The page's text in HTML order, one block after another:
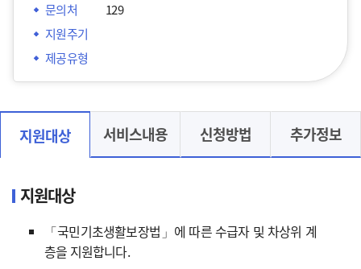
문의처
129
지원주기
제공유형
지원대상 서비스내용 신청방법 추가정보
지원대상
「국민기초생활보장법」에 따른 수급자 및 차상위 계
층을 지원합니다.